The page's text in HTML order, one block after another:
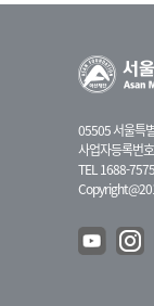
05505 서울특
사업자등록번
TEL 1688-